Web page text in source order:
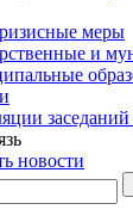
меры
и
заседаний
новости